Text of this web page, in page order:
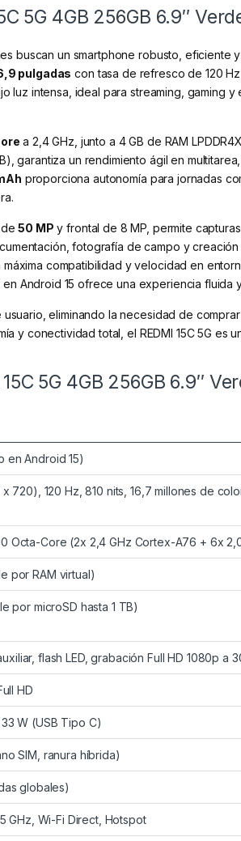
5G 4GB 256GB 6.9″
buscan un smartphone robusto, eficiente
pulgadas con tasa de refresco de 120
luz intensa, ideal para streaming, gaming
a 2,4 GHz, junto a 4 GB de RAM
garantiza un rendimiento ágil en
proporciona autonomía para jornadas
de50 MP y frontal de 8 MP, permite
fotografía de campo y
compatibilidad y velocidad en
Android 15 ofrece una experiencia fluida
eliminando la necesidad de
y conectividad total, el REDMI 15C 5G es
5G 4GB 256GB 6.9″
en Android 15)
x 720), 120 Hz, 810 nits, 16,7 millones de
Octa-Core (2x 2,4 GHz Cortex-A76 + 6x
por RAM virtual)
por microSD hasta 1 TB)
flash LED, grabación Full HD 1080p a
HD
W (USB Tipo C)
SIM, ranura híbrida)
globales)
GHz, Wi-Fi Direct, Hotspot